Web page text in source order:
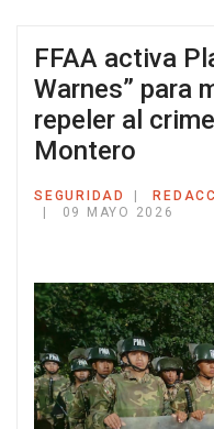
FFAA activa
Warnes” para
repeler al
Montero
SEGURIDAD
09 MAYO 2026